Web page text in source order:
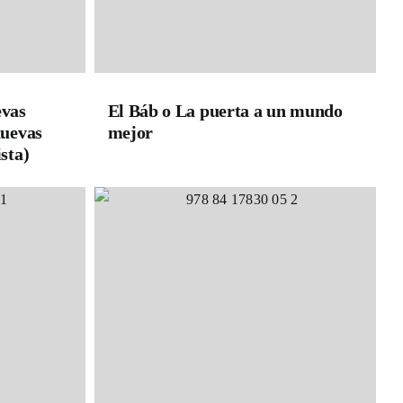
El Báb o La puerta a un mundo
mejor